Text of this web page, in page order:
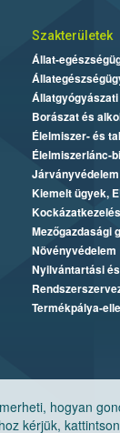
hogyan
kérjük,
Szakterületek
Állat-
Borászat és
Élelmiszer- és
Élelmiszerlánc-
Járványvédelem
Kiemelt ügyek,
Kockázatkezelés
Mezőgazdasági
Növényvédelem
Nyilvántartási
Termékpálya-